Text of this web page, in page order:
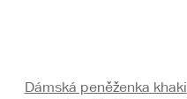
Dámská peněženka khaki